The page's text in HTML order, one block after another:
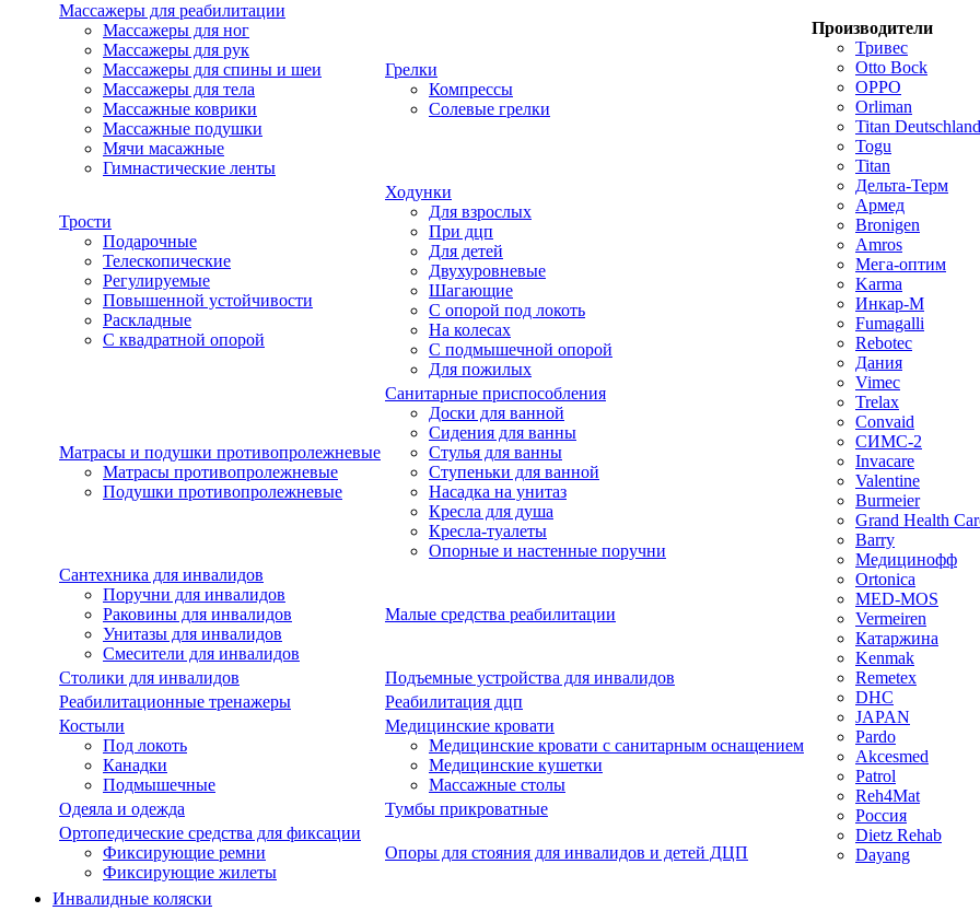
Массажеры для реабилитации
Массажеры для ног
Массажеры для рук
Массажеры для спины и шеи
Массажеры для тела
Массажные коврики
Массажные подушки
Мячи масажные
Гимнастические ленты
Грелки
Компрессы
Солевые грелки
Трости
Подарочные
Телескопические
Регулируемые
Повышенной устойчивости
Раскладные
С квадратной опорой
Ходунки
Для взрослых
При дцп
Для детей
Двухуровневые
Шагающие
С опорой под локоть
На колесах
С подмышечной опорой
Для пожилых
Матрасы и подушки противопролежневые
Матрасы противопролежневые
Подушки противопролежневые
Санитарные приспособления
Доски для ванной
Сидения для ванны
Стулья для ванны
Ступеньки для ванной
Насадка на унитаз
Кресла для душа
Кресла-туалеты
Опорные и настенные поручни
Сантехника для инвалидов
Поручни для инвалидов
Раковины для инвалидов
Унитазы для инвалидов
Смесители для инвалидов
Малые средства реабилитации
Столики для инвалидов
Подъемные устройства для инвалидов
Реабилитационные тренажеры
Реабилитация дцп
Костыли
Под локоть
Канадки
Подмышечные
Медицинские кровати
Медицинские кровати с санитарным оснащением
Медицинские кушетки
Массажные столы
Одеяла и одежда
Тумбы прикроватные
Ортопедические средства для фиксации
Фиксирующие ремни
Фиксирующие жилеты
Опоры для стояния для инвалидов и детей ДЦП
Производители
Тривес
Otto Bock
OPPO
Orliman
Titan
Togu
Titan
Дельта-Терм
Армед
Bronigen
Amros
Мега-оптим
Karma
Инкар-М
Fumagalli
Rebotec
Дания
Vimec
Trelax
Convaid
СИМС-2
Invacare
Valentine
Burmeier
Grand Health
Barry
Медицинофф
Ortonica
MED-MOS
Vermeiren
Катаржина
Kenmak
Remetex
DHC
JAPAN
Pardo
Akcesmed
Patrol
Reh4Mat
Россия
Dietz Rehab
Dayang
Инвалидные коляски